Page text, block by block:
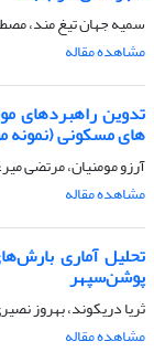
سمیه جهان تیغ مند،
مشاهده مقاله
تدوین راهبردهای
های مسکونی (نمونه
آرزو مومنیان، مرتضی
مشاهده مقاله
تحلیل آماری
پوشن‌سپهر
ثریا دریکوند، بهروز
مشاهده مقاله